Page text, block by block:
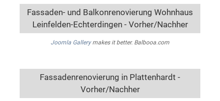
Fassaden- und Balkonrenovierung Wohnhaus
Leinfelden-Echterdingen - Vorher/Nachher
Joomla Gallerymakes it better. Balbooa.com
Fassadenrenovierung in Plattenhardt -
Vorher/Nachher